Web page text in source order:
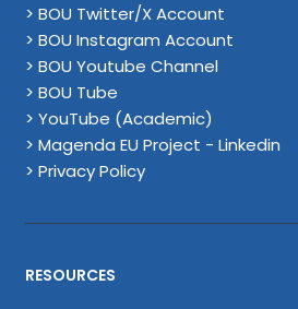
> BOU Twitter/X Account
> BOU Instagram Account
> BOU Youtube Channel
> BOU Tube
> YouTube (Academic)
> Magenda EU Project - Linkedin
> Privacy Policy
RESOURCES